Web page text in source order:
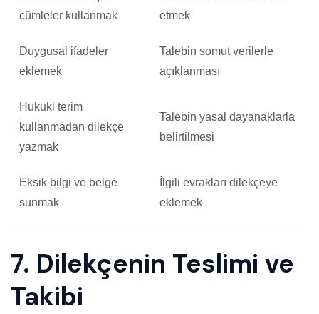
cümleler kullanmak
etmek
Duygusal ifadeler
eklemek
Talebin somut verilerle
açıklanması
Hukuki terim
kullanmadan dilekçe
yazmak
Talebin yasal dayanaklarla
belirtilmesi
Eksik bilgi ve belge
sunmak
İlgili evrakları dilekçeye
eklemek
7. Dilekçenin Teslimi ve
Takibi